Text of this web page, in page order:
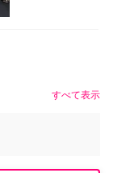
すべて表示